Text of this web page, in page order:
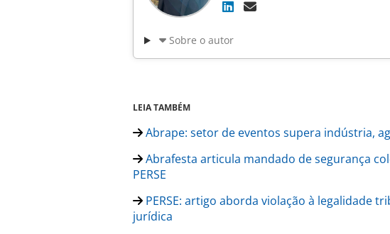
Sobre o autor
LEIA TAMBÉM
Abrape: setor de eventos supera indústria,
Abrafesta articula mandado de segurança
PERSE
PERSE: artigo aborda violação à legalidade
jurídica